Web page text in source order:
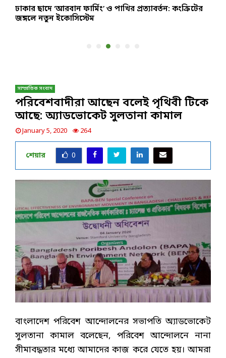
ঢাকার ছাদে ‘আরবান ফার্মিং’ ও পাখির প্রত্যাবর্তন: কংক্রিটের
জঙ্গলে নতুন ইকোসিস্টেম
সাম্প্রতিক সংবাদ
পরিবেশবাদীরা আছেন বলেই পৃথিবী টিকে
আছে: অ্যাডভোকেট সুলতানা কামাল
January 5, 2020 264
শেয়ার 0
বাংলাদেশ পরিবেশ আন্দোলনের সভাপতি অ্যাডভোকেট
সুলতানা কামাল বলেছেন, পরিবেশ আন্দোলনে নানা
সীমাবদ্ধতার মধ্যে আমাদের কাজ করে যেতে হয়। আমরা